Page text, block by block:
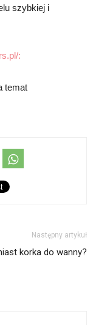
szybkiej i
:
temat
Następny artykuł
korka do wanny?